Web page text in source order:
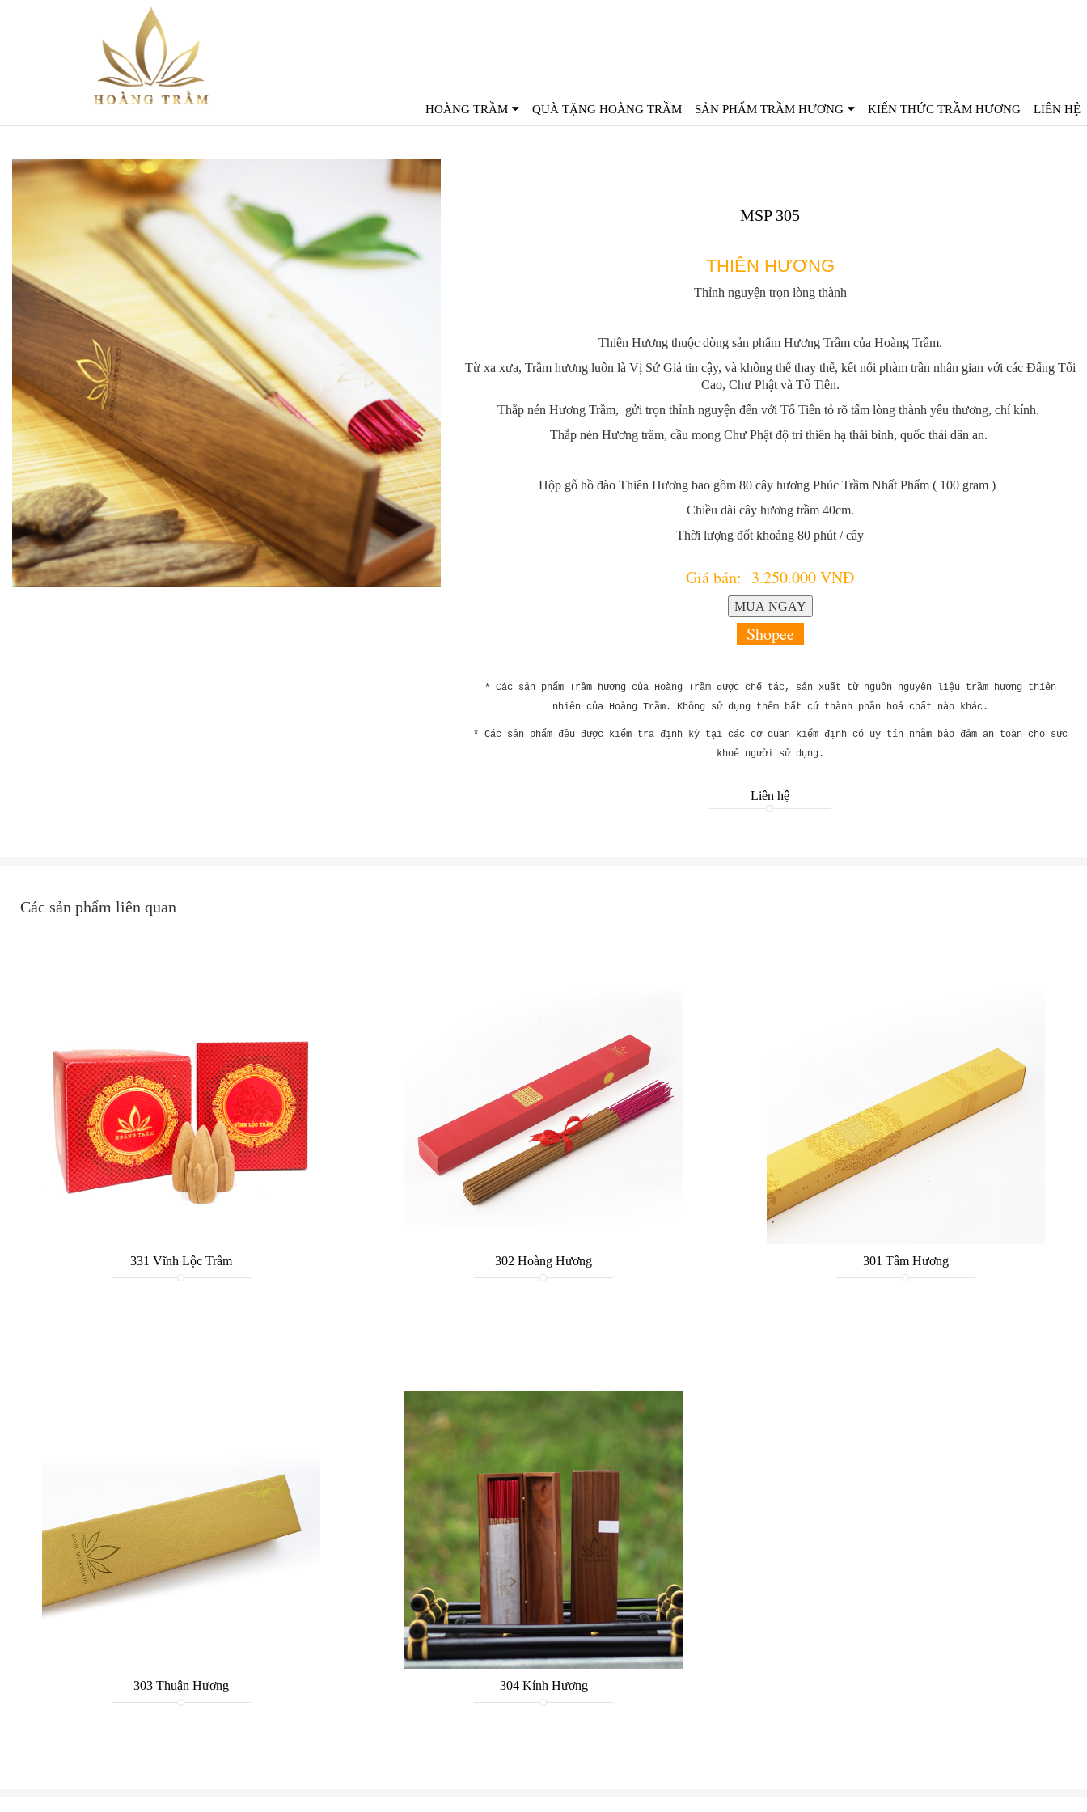
HOÀNG TRẦM QUÀ TẶNG HOÀNG TRẦM SẢN PHẨM TRẦM HƯƠNG KIẾN THỨC TRẦM HƯƠNG LIÊN HỆ
MSP 305
THIÊN HƯƠNG
Thỉnh nguyện trọn lòng thành
Thiên Hương thuộc dòng sản phẩm Hương Trầm của Hoàng Trầm.
Từ xa xưa, Trầm hương luôn là Vị Sứ Giả tin cậy, và không thể thay thế, kết nối phàm trần nhân gian với các Đấng Tối
Cao, Chư Phật và Tổ Tiên.
Thắp nén Hương Trầm, gửi trọn thỉnh nguyện đến với Tổ Tiên tỏ rõ tấm lòng thành yêu thương, chí kính.
Thắp nén Hương trầm, cầu mong Chư Phật độ trì thiên hạ thái bình, quốc thái dân an.
Hộp gỗ hồ đào Thiên Hương bao gồm 80 cây hương Phúc Trầm Nhất Phẩm ( 100 gram )
Chiều dài cây hương trầm 40cm.
Thời lượng đốt khoảng 80 phút / cây
Giá bán: 3.250.000 VNĐ
Shopee
* Các sản phẩm Trầm hương của Hoàng Trầm được chế tác, sản xuất từ nguồn nguyên liệu trầm hương thiên
nhiên của Hoàng Trầm. Không sử dụng thêm bất cứ thành phần hoá chất nào khác.
* Các sản phẩm đều được kiểm tra định kỳ tại các cơ quan kiểm định có uy tín nhằm bảo đảm an toàn cho sức
khoẻ người sử dụng.
Liên hệ
Các sản phẩm liên quan
331 Vĩnh Lộc Trầm 302 Hoàng Hương 301 Tâm Hương
303 Thuận Hương 304 Kính Hương